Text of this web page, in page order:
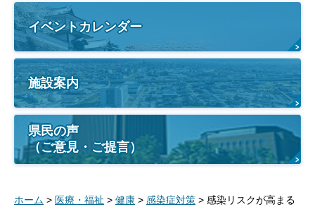
イベントカレンダー
施設案内
県民の声
（ご意見・ご提言）
ホーム > 医療・福祉 > 健康 > 感染症対策 > 感染リスクが高まる